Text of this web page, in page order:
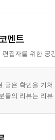
는 병원 진료와
어 주는 허드슨
맺은 작은 인
를 일으켜 세운
억해 내는 아침 /
합니다 / 133
멘트
편집자를 위한 공
글은 확인을 거
들의 리뷰는 리